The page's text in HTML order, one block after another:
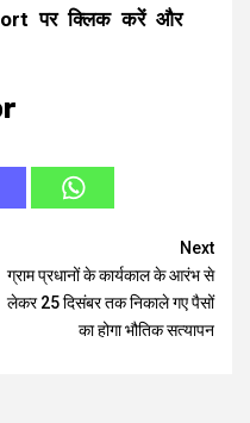
पर क्लिक करें और
Next
ग्राम प्रधानों के कार्यकाल के आरंभ से
लेकर 25 दिसंबर तक निकाले गए पैसों
का होगा भौतिक सत्यापन